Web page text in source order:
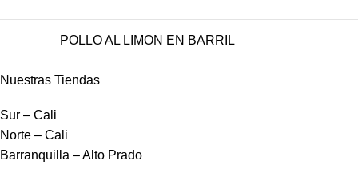
POLLO AL LIMON EN BARRIL
Nuestras Tiendas
Sur – Cali
Norte – Cali
Barranquilla – Alto Prado